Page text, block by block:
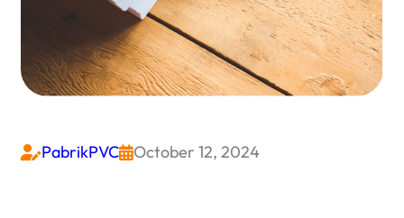
PabrikPVCOctober 12, 2024